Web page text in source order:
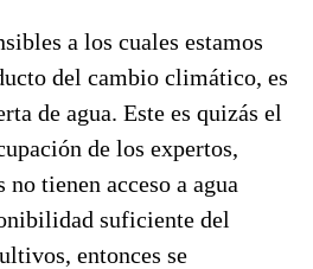
a los cuales estamos
del cambio climático, es
de agua. Este es quizás el
de los expertos,
tienen acceso a agua
suficiente del
entonces se